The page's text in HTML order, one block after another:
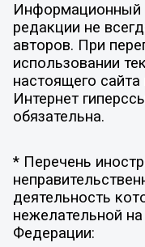
Информационный
редакции не
авторов. При
использовании
настоящего
Интернет
обязательна.
* Перечень
деятельность
нежелательной
Федерации: